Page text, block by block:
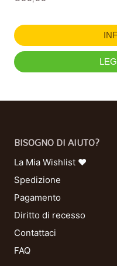
BISOGNO DI AIUTO?
La Mia Wishlist ❤
Spedizione
Pagamento
Diritto di recesso
Contattaci
FAQ